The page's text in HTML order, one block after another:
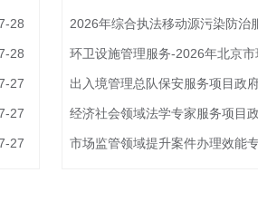
28
28
27
27
27
2026年综合执法移动源污染防治
出入境管理总队保安服务项目政
经济社会领域法学专家服务项目
市场监管领域提升案件办理效能